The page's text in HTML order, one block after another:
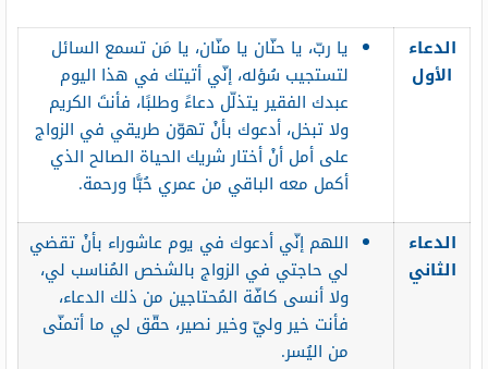
الدعاء
الأول
يا ربّ، يا حنّان يا منّان، يا مَن تسمع السائل
لتستجيب سُؤله، إنّي أتيتك في هذا اليوم
عبدك الفقير يتذلّل دعاءً وطلبًا، فأنتَ الكريم
ولا تبخل، أدعوك بأنْ تهوّن طريقي في الزواج
على أمل أنْ أختار شريك الحياة الصالح الذي
أكمل معه الباقي من عمري حُبًّا ورحمة.
الدعاء
الثاني
اللهم إنّي أدعوك في يوم عاشوراء بأنْ تقضي
لي حاجتي في الزواج بالشخص المُناسب لي،
ولا أنسى كافّة المُحتاجين من ذلك الدعاء،
فأنت خير وليّ وخير نصير، حقّق لي ما أتمنّى
من اليُسر.